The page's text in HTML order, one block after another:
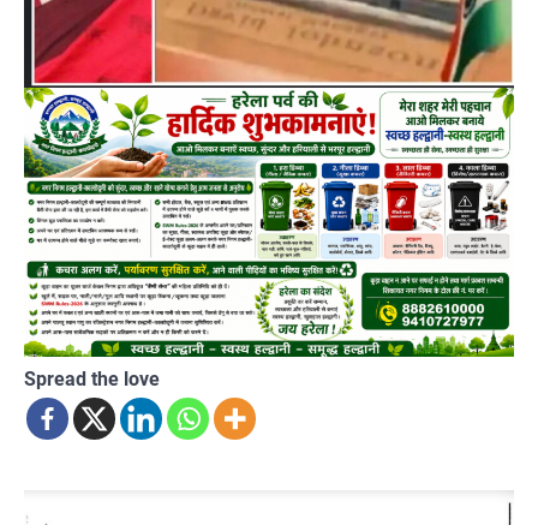
Spread the love